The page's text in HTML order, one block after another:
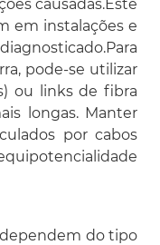
causadas.Este
em instalações e
pode-se utilizar
ou links de fibra
longas. Manter
por cabos
do tipo